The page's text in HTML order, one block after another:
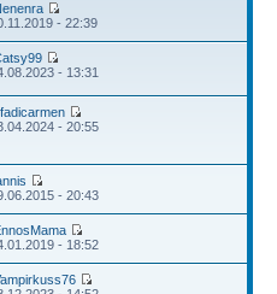
- 22:39
- 13:31
- 20:55
- 20:43
- 18:52